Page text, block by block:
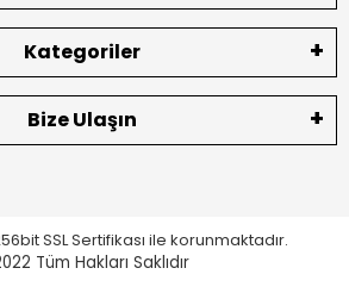
Kategoriler
Bize Ulaşın
SSL Sertifikası ile korunmaktadır.
Tüm Hakları Saklıdır